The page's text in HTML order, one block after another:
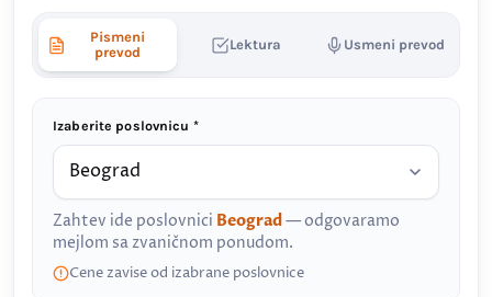
Pismeni
prevod
Lektura Usmeni prevod
Izaberite poslovnicu *
Zahtev ide poslovnici Beograd— odgovaramo
mejlom sa zvaničnom ponudom.
Cene zavise od izabrane poslovnice